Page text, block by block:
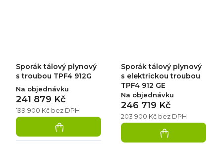
Sporák tálový plynový
s troubou TPF4 912G
Na objednávku
199 900 Kč bez DPH
241 879 Kč
Sporák tálový plynový
s elektrickou troubou
TPF4 912 GE
Na objednávku
203 900 Kč bez DPH
246 719 Kč